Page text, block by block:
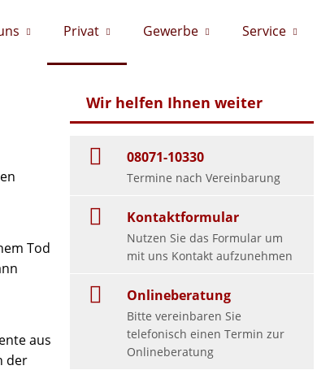
Privat Gewerbe Service
Wir helfen Ihnen weiter
08071-10330
Termine nach Vereinbarung
Kontaktformular
Nutzen Sie das Formular um
mit uns Kontakt aufzunehmen
Onlineberatung
Bitte vereinbaren Sie
telefonisch einen Termin zur
Onlineberatung
Tod
aus
der